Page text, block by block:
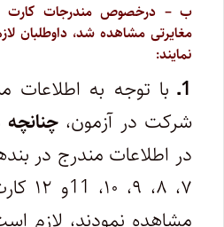
ب‌ – درخصوص مندرجات کارت
مغایرتی مشاهده شد، داوطلبان
نمایند:
1ـبا توجه به اطلاعات
شرکت در آزمون،
۷،
مشاهده نمودند، لازم